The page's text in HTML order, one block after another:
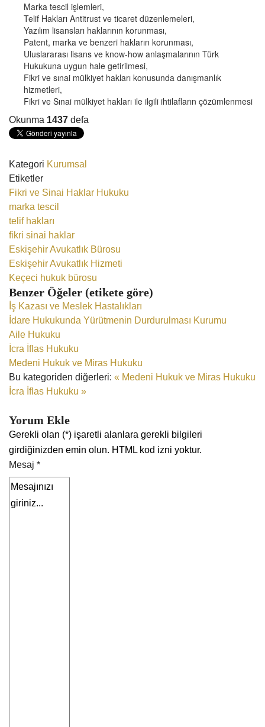
Marka tescil işlemleri,
Telif Hakları Antitrust ve ticaret düzenlemeleri,
Yazılım lisansları haklarının korunması,
Patent, marka ve benzeri hakların korunması,
Uluslararası lisans ve know-how anlaşmalarının Türk
Hukukuna uygun hale getirilmesi,
Fikri ve sınai mülkiyet hakları konusunda danışmanlık
hizmetleri,
Fikri ve Sınai mülkiyet hakları ile ilgili ihtilafların çözümlenmesi
Okunma 1437 defa
Kategori Kurumsal
Etiketler
Fikri ve Sinai Haklar Hukuku
marka tescil
telif hakları
fikri sinai haklar
Eskişehir Avukatlık Bürosu
Eskişehir Avukatlık Hizmeti
Keçeci hukuk bürosu
Benzer Öğeler (etikete göre)
İş Kazası ve Meslek Hastalıkları
İdare Hukukunda Yürütmenin Durdurulması Kurumu
Aile Hukuku
İcra İflas Hukuku
Medeni Hukuk ve Miras Hukuku
Bu kategoriden diğerleri: « Medeni Hukuk ve Miras Hukuku
İcra İflas Hukuku »
Yorum Ekle
Gerekli olan (*) işaretli alanlara gerekli bilgileri
girdiğinizden emin olun. HTML kod izni yoktur.
Mesaj *